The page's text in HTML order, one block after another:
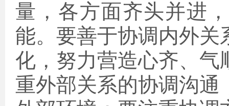
量，各方面齐头并进
能。要善于协调内外
化，努力营造心齐、气
重外部关系的协调沟